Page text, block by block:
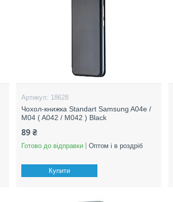
18628
Чохол-книжка Standart Samsung A04e /
M04 ( A042 / M042 ) Black
89 ₴
Готово до відправки Оптом і в роздріб
Купити